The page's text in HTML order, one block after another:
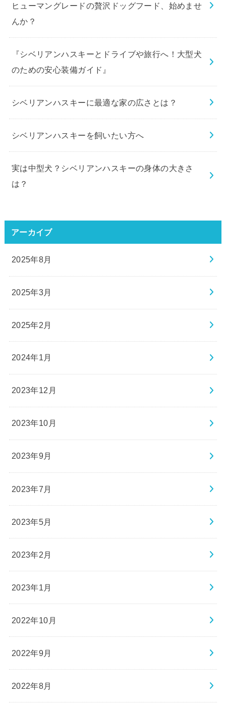
ヒューマングレードの贅沢ドッグフード、始めませ
んか？
『シベリアンハスキーとドライブや旅行へ！大型犬
のための安心装備ガイド』
シベリアンハスキーに最適な家の広さとは？
シベリアンハスキーを飼いたい方へ
実は中型犬？シベリアンハスキーの身体の大きさ
は？
アーカイブ
2025年8月
2025年3月
2025年2月
2024年1月
2023年12月
2023年10月
2023年9月
2023年7月
2023年5月
2023年2月
2023年1月
2022年10月
2022年9月
2022年8月